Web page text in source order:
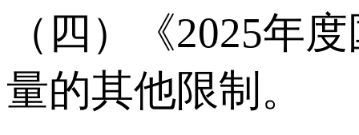
（四）《2025年
量的其他限制。